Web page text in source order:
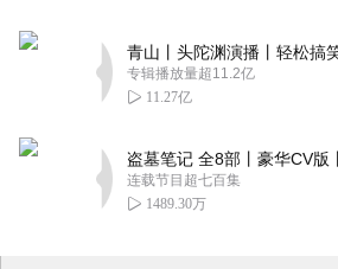
专辑播放量超11.2亿
11.27亿
连载节目超七百集
1489.30万